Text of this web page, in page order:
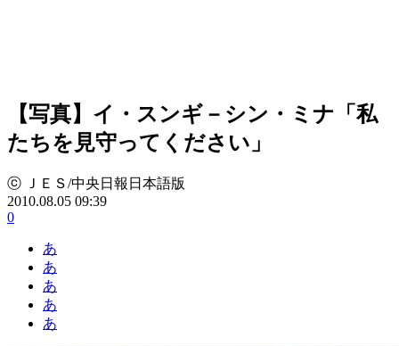
【写真】イ・スンギ－シン・ミナ「私
たちを見守ってください」
ⓒ ＪＥＳ/中央日報日本語版
2010.08.05 09:39
0
あ
あ
あ
あ
あ